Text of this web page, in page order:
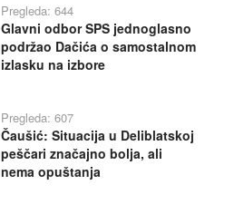
Pregleda: 644
Glavni odbor SPS jednoglasno
podržao Dačića o samostalnom
izlasku na izbore
Pregleda: 607
Čaušić: Situacija u Deliblatskoj
peščari značajno bolja, ali
nema opuštanja